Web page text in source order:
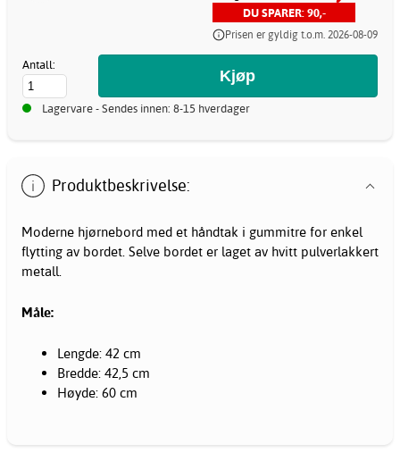
DU SPARER: 90,-
Prisen er gyldig t.o.m. 2026-08-09
Antall:
Lagervare - Sendes innen: 8-15 hverdager
Produktbeskrivelse:
Moderne hjørnebord med et håndtak i gummitre for enkel
flytting av bordet. Selve bordet er laget av hvitt pulverlakkert
metall.
Måle:
Lengde: 42 cm
Bredde: 42,5 cm
Høyde: 60 cm